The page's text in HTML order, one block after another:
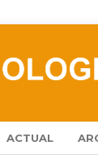
ACTUAL